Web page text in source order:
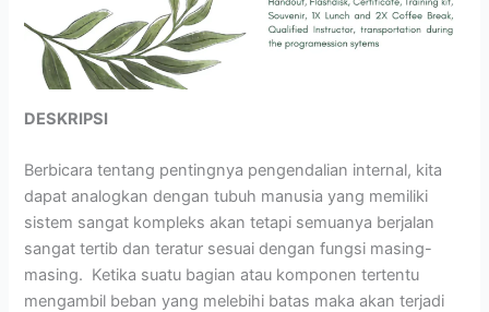
DESKRIPSI
Berbicara tentang pentingnya pengendalian internal, kita
dapat analogkan dengan tubuh manusia yang memiliki
sistem sangat kompleks akan tetapi semuanya berjalan
sangat tertib dan teratur sesuai dengan fungsi masing-
masing. Ketika suatu bagian atau komponen tertentu
mengambil beban yang melebihi batas maka akan terjadi